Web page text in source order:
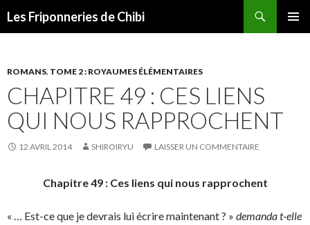
Les Friponneries de Chibi
ROMANS, TOME 2 : ROYAUMES ÉLÉMENTAIRES
CHAPITRE 49 : CES LIENS
QUI NOUS RAPPROCHENT
12 AVRIL 2014 SHIROIRYU LAISSER UN COMMENTAIRE
Chapitre 49 : Ces liens qui nous rapprochent
« … Est-ce que je devrais lui écrire maintenant ? » demanda t-elle